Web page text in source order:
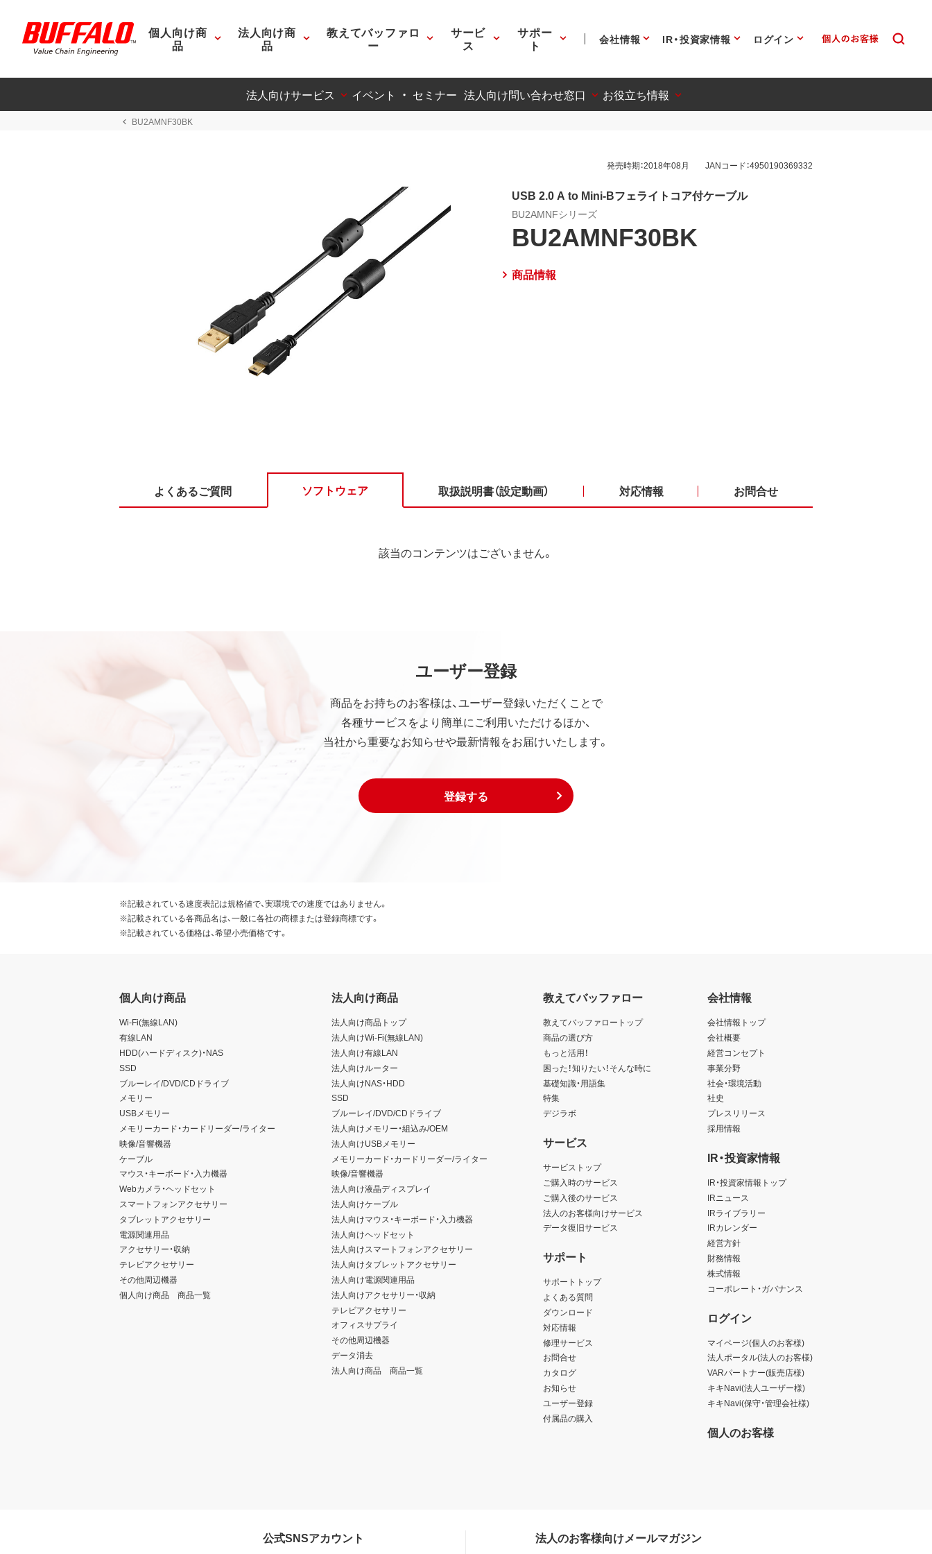
個人向け商
品
法人向け商
品
教えてバッファロ
ー
サービ
ス
サポー
ト 会社情報 IR・投資家情報 ログイン
法人向けサービス イベント ・ セミナー 法人向け問い合わせ窓口 お役立ち情報
BU2AMNF30BK
発売時期：2018年08月 JANコード：4950190369332
USB 2.0 A to Mini-Bフェライトコア付ケーブル
BU2AMNFシリーズ
BU2AMNF30BK
商品情報
よくあるご質問 ソフトウェア 取扱説明書（設定動画） 対応情報 お問合せ
該当のコンテンツはございません。
ユーザー登録
商品をお持ちのお客様は、ユーザー登録いただくことで
各種サービスをより簡単にご利用いただけるほか、
当社から重要なお知らせや最新情報をお届けいたします。
登録する
※記載されている速度表記は規格値で、実環境での速度ではありません。
※記載されている各商品名は、一般に各社の商標または登録商標です。
※記載されている価格は、希望小売価格です。
個人向け商品
Wi-Fi(無線LAN)
有線LAN
HDD(ハードディスク)・NAS
SSD
ブルーレイ/DVD/CDドライブ
メモリー
USBメモリー
メモリーカード・カードリーダー/ライター
映像/音響機器
ケーブル
マウス・キーボード・入力機器
Webカメラ・ヘッドセット
スマートフォンアクセサリー
タブレットアクセサリー
電源関連用品
アクセサリー・収納
テレビアクセサリー
その他周辺機器
個人向け商品 商品一覧
法人向け商品
法人向け商品トップ
法人向けWi-Fi(無線LAN)
法人向け有線LAN
法人向けルーター
法人向けNAS・HDD
SSD
ブルーレイ/DVD/CDドライブ
法人向けメモリー・組込み/OEM
法人向けUSBメモリー
メモリーカード・カードリーダー/ライター
映像/音響機器
法人向け液晶ディスプレイ
法人向けケーブル
法人向けマウス・キーボード・入力機器
法人向けヘッドセット
法人向けスマートフォンアクセサリー
法人向けタブレットアクセサリー
法人向け電源関連用品
法人向けアクセサリー・収納
テレビアクセサリー
オフィスサプライ
その他周辺機器
データ消去
法人向け商品 商品一覧
教えてバッファロー
教えてバッファロートップ
商品の選び方
もっと活用！
困った！知りたい！そんな時に
基礎知識・用語集
特集
デジラボ
サービス
サービストップ
ご購入時のサービス
ご購入後のサービス
法人のお客様向けサービス
データ復旧サービス
サポート
サポートトップ
よくある質問
ダウンロード
対応情報
修理サービス
お問合せ
カタログ
お知らせ
ユーザー登録
付属品の購入
会社情報
会社情報トップ
会社概要
経営コンセプト
事業分野
社会・環境活動
社史
プレスリリース
採用情報
IR・投資家情報
IR・投資家情報トップ
IRニュース
IRライブラリー
IRカレンダー
経営方針
財務情報
株式情報
コーポレート・ガバナンス
ログイン
マイページ(個人のお客様)
法人ポータル(法人のお客様)
VARパートナー(販売店様)
キキNavi(法人ユーザー様)
キキNavi(保守・管理会社様)
個人のお客様
公式SNSアカウント 法人のお客様向けメールマガジン